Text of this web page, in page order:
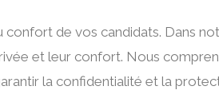
de vos candidats. Dans
et leur confort. Nous
la confidentialité et la